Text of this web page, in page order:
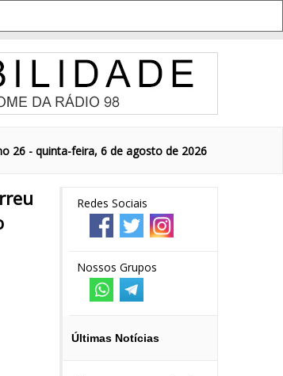
26 - quinta-feira, 6 de agosto de 2026
Redes Sociais
Nossos Grupos
Últimas Notícias